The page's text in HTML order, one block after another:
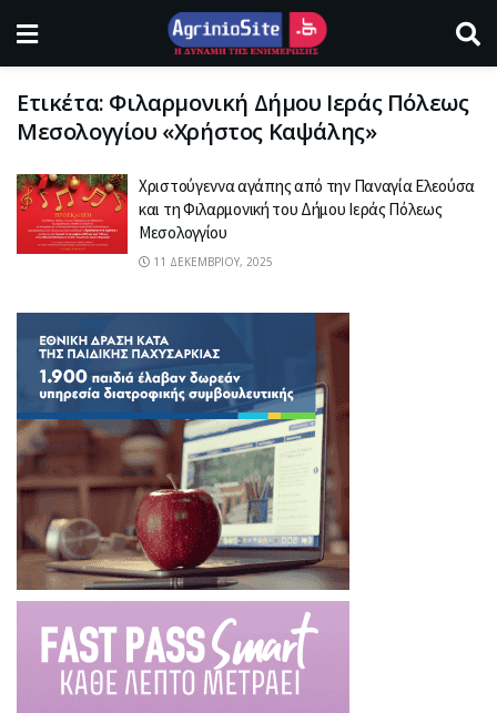
Ετικέτα: Φιλαρμονική Δήμου Ιεράς Πόλεως
Μεσολογγίου «Χρήστος Καψάλης»
Χριστούγεννα αγάπης από την Παναγία Ελεούσα
και τη Φιλαρμονική του Δήμου Ιεράς Πόλεως
Μεσολογγίου
11 ΔΕΚΕΜΒΡΊΟΥ, 2025